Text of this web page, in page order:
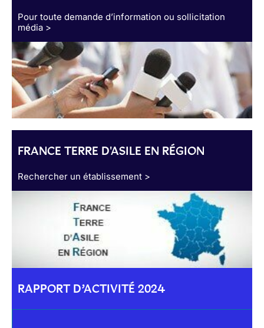
Pour toute demande d’information ou sollicitation
média >
FRANCE TERRE D'ASILE EN RÉGION
Rechercher un établissement >
RAPPORT D’ACTIVITÉ 2024